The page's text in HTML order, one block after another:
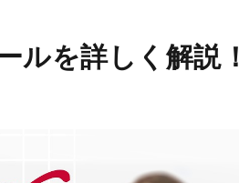
ルを詳しく解説！